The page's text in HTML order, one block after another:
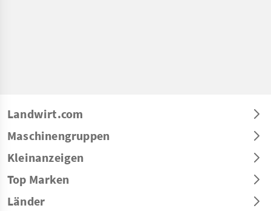
Landwirt.com
Maschinengruppen
Kleinanzeigen
Top Marken
Länder